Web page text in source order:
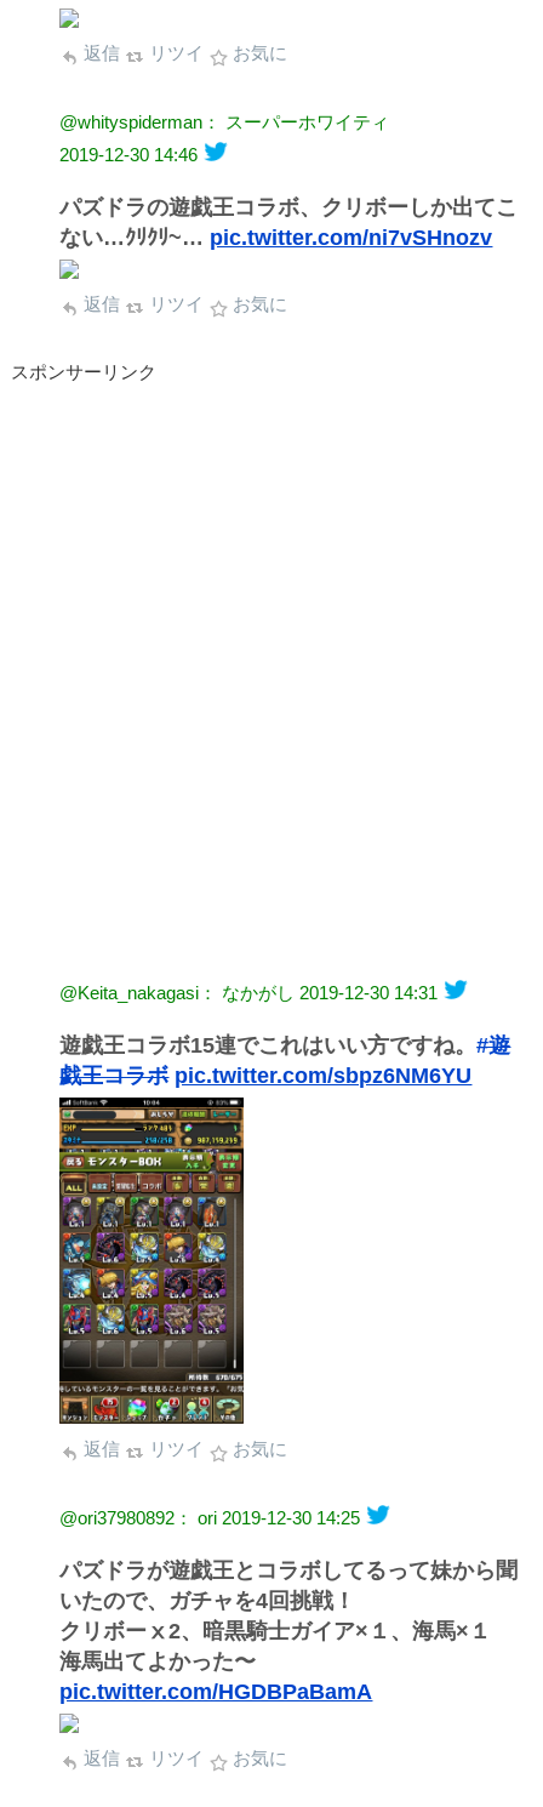
返信 リツイ お気に
@whityspiderman： スーパーホワイティ
2019-12-30 14:46
パズドラの遊戯王コラボ、クリボーしか出てこ
ない…ｸﾘｸﾘ~… pic.twitter.com/ni7vSHnozv
返信 リツイ お気に
スポンサーリンク
@Keita_nakagasi： なかがし 2019-12-30 14:31
遊戯王コラボ15連でこれはいい方ですね。#遊
戯王コラボ pic.twitter.com/sbpz6NM6YU
返信 リツイ お気に
@ori37980892： ori 2019-12-30 14:25
パズドラが遊戯王とコラボしてるって妹から聞
いたので、ガチャを4回挑戦！
クリボーⅹ2、暗黒騎士ガイア×１、海馬×１
海馬出てよかった〜
pic.twitter.com/HGDBPaBamA
返信 リツイ お気に